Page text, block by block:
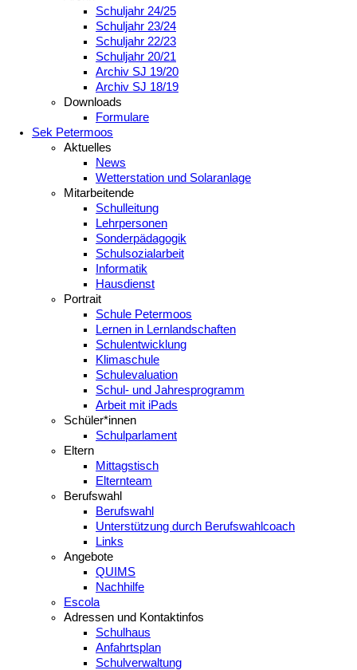
Schuljahr 24/25
Schuljahr 23/24
Schuljahr 22/23
Schuljahr 20/21
Archiv SJ 19/20
Archiv SJ 18/19
Downloads
Formulare
Sek Petermoos
Aktuelles
News
Wetterstation und Solaranlage
Mitarbeitende
Schulleitung
Lehrpersonen
Sonderpädagogik
Schulsozialarbeit
Informatik
Hausdienst
Portrait
Schule Petermoos
Lernen in Lernlandschaften
Schulentwicklung
Klimaschule
Schulevaluation
Schul- und Jahresprogramm
Arbeit mit iPads
Schüler*innen
Schulparlament
Eltern
Mittagstisch
Elternteam
Berufswahl
Berufswahl
Unterstützung durch Berufswahlcoach
Links
Angebote
QUIMS
Nachhilfe
Escola
Adressen und Kontaktinfos
Schulhaus
Anfahrtsplan
Schulverwaltung